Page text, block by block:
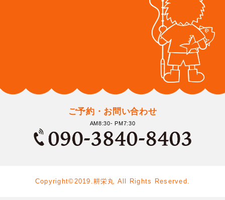
ご予約・お問い合わせ
AM8:30- PM7:30
Copyright©2019.耕栄丸 All Rights Reserved.